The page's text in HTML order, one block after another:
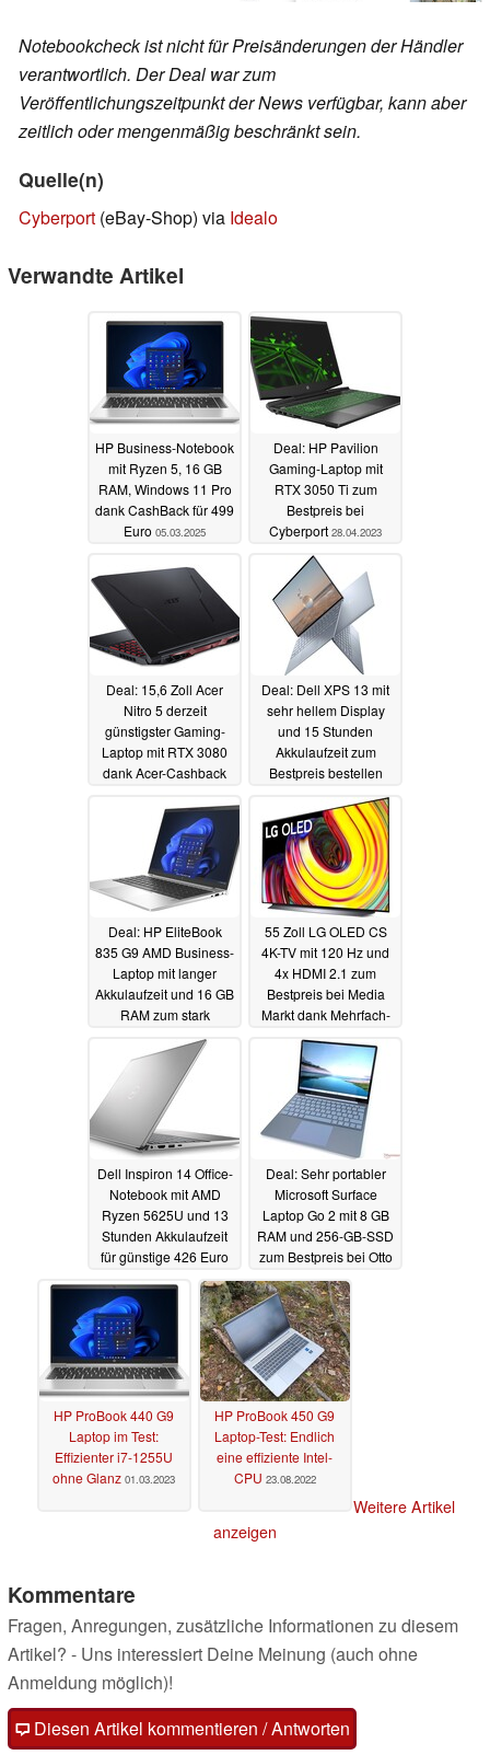
Notebookcheck ist nicht für Preisänderungen der Händler
verantwortlich. Der Deal war zum
Veröffentlichungszeitpunkt der News verfügbar, kann aber
zeitlich oder mengenmäßig beschränkt sein.
Quelle(n)
Cyberport (eBay-Shop) via Idealo
Verwandte Artikel
HP Business-Notebook
mit Ryzen 5, 16 GB
RAM, Windows 11 Pro
dank CashBack für 499
Euro 05.03.2025
Deal: HP Pavilion
Gaming-Laptop mit
RTX 3050 Ti zum
Bestpreis bei
Cyberport 28.04.2023
Deal: 15,6 Zoll Acer
Nitro 5 derzeit
günstigster Gaming-
Laptop mit RTX 3080
dank Acer-Cashback
Deal: Dell XPS 13 mit
sehr hellem Display
und 15 Stunden
Akkulaufzeit zum
Bestpreis bestellen
Deal: HP EliteBook
835 G9 AMD Business-
Laptop mit langer
Akkulaufzeit und 16 GB
RAM zum stark
reduzierten Preis
26.04.2023
55 Zoll LG OLED CS
4K-TV mit 120 Hz und
4x HDMI 2.1 zum
Bestpreis bei Media
Markt dank Mehrfach-
Rabatt
Dell Inspiron 14 Office-
Notebook mit AMD
Ryzen 5625U und 13
Stunden Akkulaufzeit
für günstige 426 Euro
Deal: Sehr portabler
Microsoft Surface
Laptop Go 2 mit 8 GB
RAM und 256-GB-SSD
zum Bestpreis bei Otto
25.04.2023
HP ProBook 440 G9
Laptop im Test:
Effizienter i7-1255U
ohne Glanz 01.03.2023
HP ProBook 450 G9
Laptop-Test: Endlich
eine effiziente Intel-
CPU 23.08.2022
Weitere Artikel
anzeigen
Kommentare
Fragen, Anregungen, zusätzliche Informationen zu diesem
Artikel? - Uns interessiert Deine Meinung (auch ohne
Anmeldung möglich)!
Diesen Artikel kommentieren / Antworten